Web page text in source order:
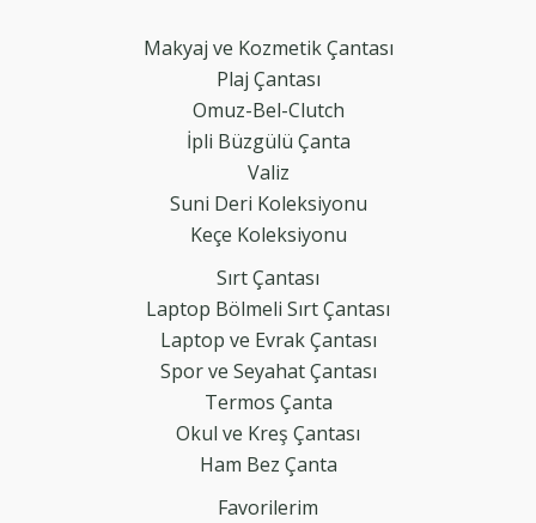
Makyaj ve Kozmetik Çantası
Plaj Çantası
Omuz-Bel-Clutch
İpli Büzgülü Çanta
Valiz
Suni Deri Koleksiyonu
Keçe Koleksiyonu
Sırt Çantası
Laptop Bölmeli Sırt Çantası
Laptop ve Evrak Çantası
Spor ve Seyahat Çantası
Termos Çanta
Okul ve Kreş Çantası
Ham Bez Çanta
Favorilerim